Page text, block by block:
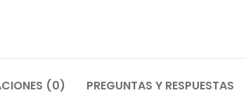
(0) PREGUNTAS Y RESPUESTAS